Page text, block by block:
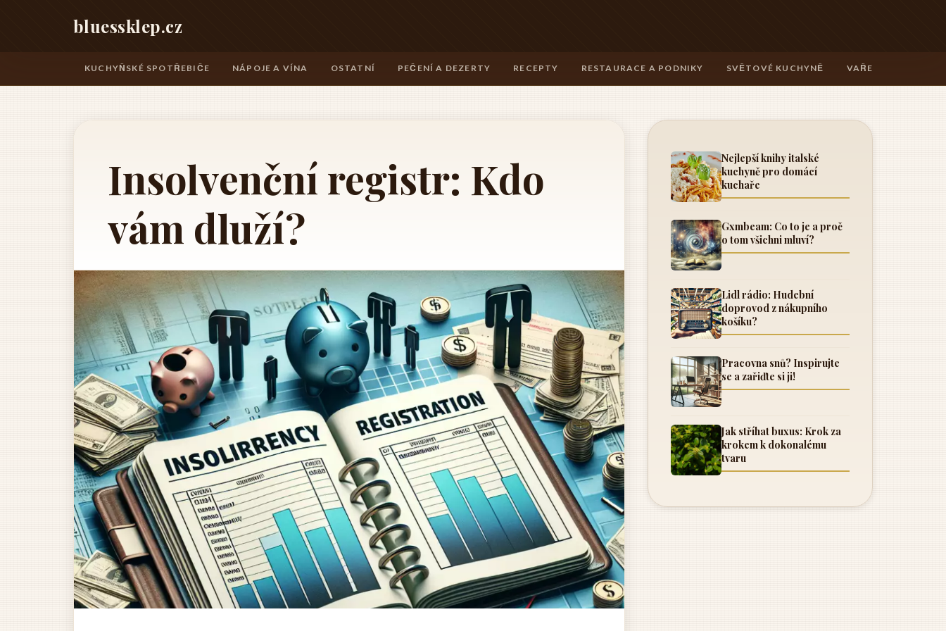
bluessklep.cz
KUCHYŇSKÉ SPOTŘEBIČE NÁPOJE A VÍNA OSTATNÍ PEČENÍ A DEZERTY RECEPTY RESTAURACE A PODNIKY SVĚTOVÉ KUCHYNĚ VAŘENÍ A
Insolvenční registr: Kdo
vám dluží?
Nejlepší knihy italské
kuchyně pro domácí
kuchaře
Gxmbeam: Co to je a proč
o tom všichni mluví?
Lidl rádio: Hudební
doprovod z nákupního
košíku?
Pracovna snů? Inspirujte
se a zařiďte si ji!
Jak stříhat buxus: Krok za
krokem k dokonalému
tvaru